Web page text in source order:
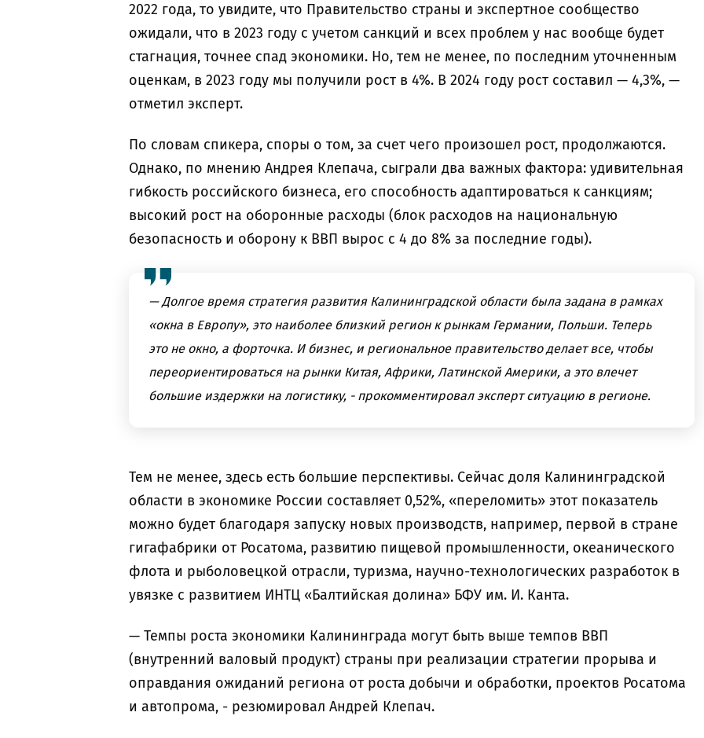
2022 года, то увидите, что Правительство страны и экспертное сообщество
ожидали, что в 2023 году с учетом санкций и всех проблем у нас вообще будет
стагнация, точнее спад экономики. Но, тем не менее, по последним уточненным
оценкам, в 2023 году мы получили рост в 4%. В 2024 году рост составил — 4,3%, —
отметил эксперт.
По словам спикера, споры о том, за счет чего произошел рост, продолжаются.
Однако, по мнению Андрея Клепача, сыграли два важных фактора: удивительная
гибкость российского бизнеса, его способность адаптироваться к санкциям;
высокий рост на оборонные расходы (блок расходов на национальную
безопасность и оборону к ВВП вырос с 4 до 8% за последние годы).
— Долгое время стратегия развития Калининградской области была задана в рамках
«окна в Европу», это наиболее близкий регион к рынкам Германии, Польши. Теперь
это не окно, а форточка. И бизнес, и региональное правительство делает все, чтобы
переориентироваться на рынки Китая, Африки, Латинской Америки, а это влечет
большие издержки на логистику, - прокомментировал эксперт ситуацию в регионе.
Тем не менее, здесь есть большие перспективы. Сейчас доля Калининградской
области в экономике России составляет 0,52%, «переломить» этот показатель
можно будет благодаря запуску новых производств, например, первой в стране
гигафабрики от Росатома, развитию пищевой промышленности, океанического
флота и рыболовецкой отрасли, туризма, научно-технологических разработок в
увязке с развитием ИНТЦ «Балтийская долина» БФУ им. И. Канта.
— Темпы роста экономики Калининграда могут быть выше темпов ВВП
(внутренний валовый продукт) страны при реализации стратегии прорыва и
оправдания ожиданий региона от роста добычи и обработки, проектов Росатома
и автопрома, - резюмировал Андрей Клепач.